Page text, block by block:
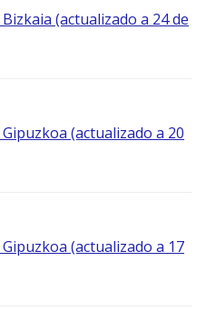
(actualizado a 24 de
(actualizado a 20
(actualizado a 17